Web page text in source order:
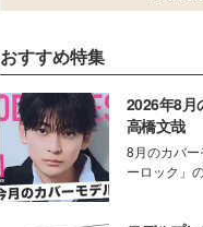
おすすめ特集
2026年8月
高橋文哉
8月のカバ
ーロック」